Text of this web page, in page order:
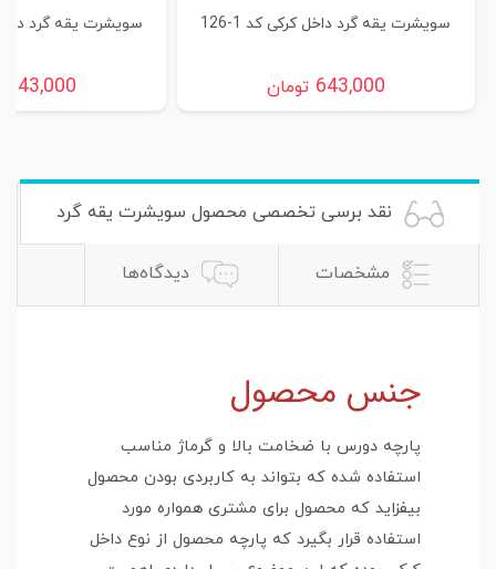
سویشرت یقه گرد داخل کرکی کد 1-126
643,000 تومان
سویشرت یقه گرد داخل
643,000
نقد برسی تخصصی محصول سویشرت یقه گرد
مشخصات دیدگاه‌ها
جنس محصول
پارچه دورس با ضخامت بالا و گرماژ مناسب
استفاده شده که بتواند به کاربردی بودن محصول
بیفزاید که محصول برای مشتری همواره مورد
استفاده قرار بگیرد که پارچه محصول از نوع داخل